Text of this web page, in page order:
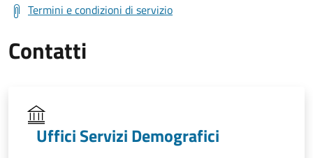
Termini e condizioni di servizio
Contatti
Uffici Servizi Demografici